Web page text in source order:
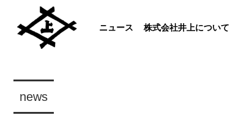
ニュース 株式会社井上について
news